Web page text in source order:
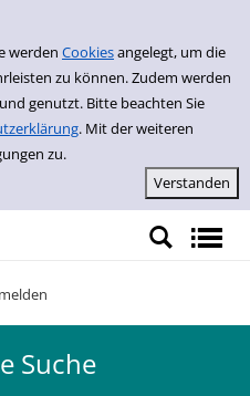
werden Cookiesangelegt, um die
zu können. Zudem werden
genutzt. Bitte beachten Sie
. Mit der weiteren
zu.
Suche